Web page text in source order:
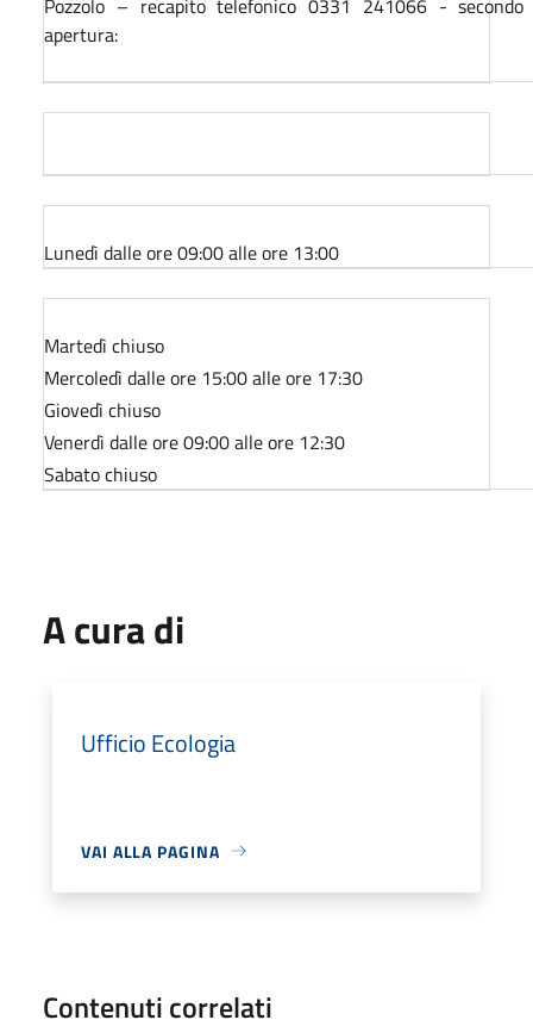
apertura:
Lunedì dalle ore 09:00 alle ore 13:00
Martedì chiuso
Mercoledì dalle ore 15:00 alle ore 17:30
Giovedì chiuso
Venerdì dalle ore 09:00 alle ore 12:30
Sabato chiuso
A cura di
Ufficio Ecologia
VAI ALLA PAGINA
Contenuti correlati